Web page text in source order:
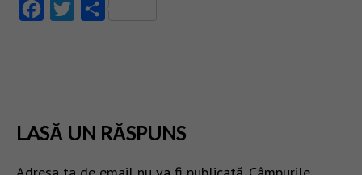
FacebookTwitter
LASĂ UN RĂSPUNS